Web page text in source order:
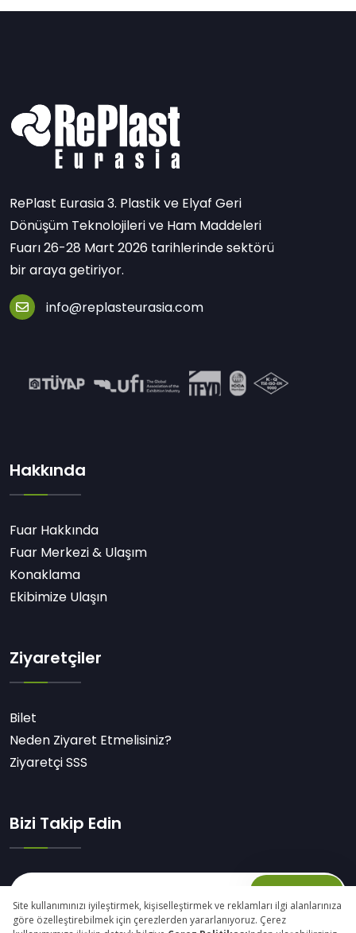
RePlast Eurasia 3. Plastik ve Elyaf Geri
Dönüşüm Teknolojileri ve Ham Maddeleri
Fuarı 26-28 Mart 2026 tarihlerinde sektörü
bir araya getiriyor.
info@replasteurasia.com
Hakkında
Fuar Hakkında
Fuar Merkezi & Ulaşım
Konaklama
Ekibimize Ulaşın
Ziyaretçiler
Bilet
Neden Ziyaret Etmelisiniz?
Ziyaretçi SSS
Bizi Takip Edin